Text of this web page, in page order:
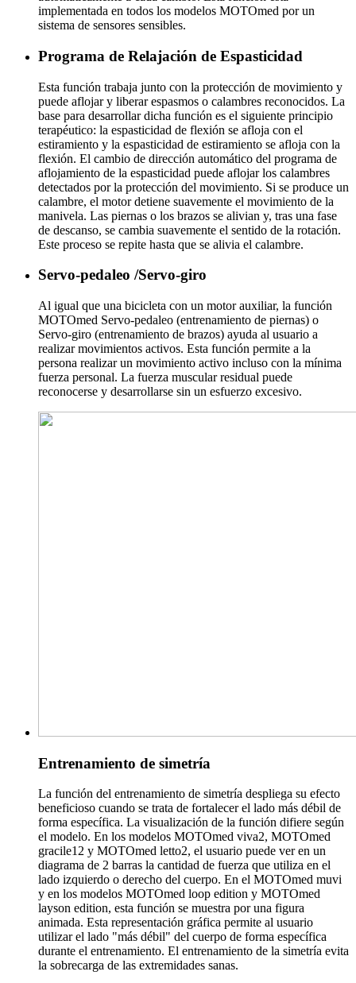
implementada en todos los modelos MOTOmed por un
sistema de sensores sensibles.
Programa de Relajación de Espasticidad
Esta función trabaja junto con la protección de movimiento y
puede aflojar y liberar espasmos o calambres reconocidos. La
base para desarrollar dicha función es el siguiente principio
terapéutico: la espasticidad de flexión se afloja con el
estiramiento y la espasticidad de estiramiento se afloja con la
flexión. El cambio de dirección automático del programa de
aflojamiento de la espasticidad puede aflojar los calambres
detectados por la protección del movimiento. Si se produce un
calambre, el motor detiene suavemente el movimiento de la
manivela. Las piernas o los brazos se alivian y, tras una fase
de descanso, se cambia suavemente el sentido de la rotación.
Este proceso se repite hasta que se alivia el calambre.
Servo-pedaleo /Servo-giro
Al igual que una bicicleta con un motor auxiliar, la función
MOTOmed Servo-pedaleo (entrenamiento de piernas) o
Servo-giro (entrenamiento de brazos) ayuda al usuario a
realizar movimientos activos. Esta función permite a la
persona realizar un movimiento activo incluso con la mínima
fuerza personal. La fuerza muscular residual puede
reconocerse y desarrollarse sin un esfuerzo excesivo.
Entrenamiento de simetría
La función del entrenamiento de simetría despliega su efecto
beneficioso cuando se trata de fortalecer el lado más débil de
forma específica. La visualización de la función difiere según
el modelo. En los modelos MOTOmed viva2, MOTOmed
gracile12 y MOTOmed letto2, el usuario puede ver en un
diagrama de 2 barras la cantidad de fuerza que utiliza en el
lado izquierdo o derecho del cuerpo. En el MOTOmed muvi
y en los modelos MOTOmed loop edition y MOTOmed
layson edition, esta función se muestra por una figura
animada. Esta representación gráfica permite al usuario
utilizar el lado "más débil" del cuerpo de forma específica
durante el entrenamiento. El entrenamiento de la simetría evita
la sobrecarga de las extremidades sanas.